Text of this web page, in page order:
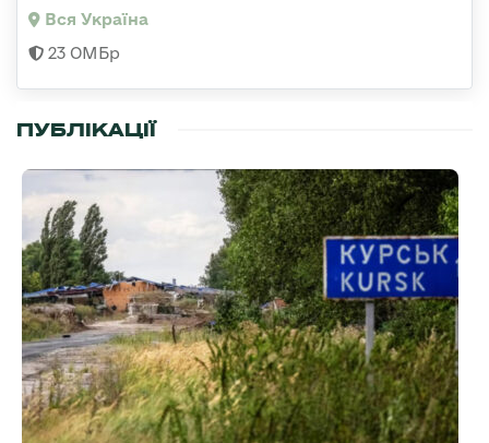
Вся Україна
23 ОМБр
ПУБЛІКАЦІЇ